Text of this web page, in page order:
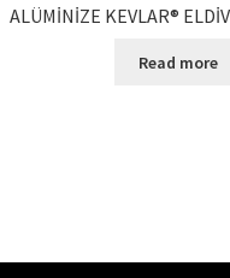
ALÜMİNİZE KEVLAR®
Read more